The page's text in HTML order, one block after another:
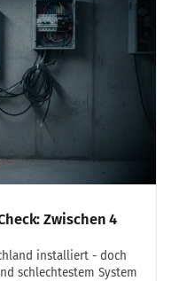
Zwischen 4
installiert - doch
schlechtestem System